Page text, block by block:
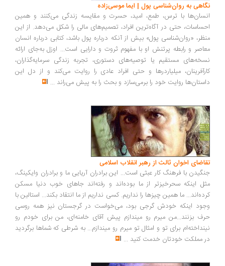
نگاهی به روان‌شناسی پول | ایما موسی‌زاده
انسان‌ها با ترس، طمع، امید، حسرت و مقایسه زندگی می‌کنند و همین
احساسات، حتی در آگاه‌ترین افراد، تصمیم‌های مالی را شکل می‌دهد. از این
منظر، «روان‌شناسی پول» بیش از آنکه درباره پول باشد، کتابی درباره انسان
معاصر و رابطه پرتنش او با مفهوم ثروت و دارایی است... اوزل به‌جای ارائه
نسخه‌های مستقیم یا توصیه‌های دستوری، تجربه زندگی سرمایه‌گذاران،
کارآفرینان، میلیاردرها و حتی افراد عادی را روایت می‌کند و از دل این
داستان‌ها روایت خود را برمی‌سازد و بحث را به پیش می‌راند ...
تقاضای اخوان ثالث از رهبر انقلاب اسلامی
جنگیدن با فرهنگ کار عبثی است... این برادران آریایی ما و برادران وایکینگ،
مثل اینکه سحرخیزتر از ما بوده‌اند و رفته‌اند جاهای خوب دنیا مسکن
کرده‌اند... ما همین چیزها را نداریم. کسی نداریم از ما انتقاد بکند... استالین با
وجود اینکه خودش گرجی بود، می‌خواست در گرجستان نیز همه روسی
حرف بزنند...من میرم رو میندازم پیش آقای خامنه‌ای، من برای خودم رو
نینداخته‌ام برای تو و امثال تو میرم رو میندازم... به شرطی که شماها برگردید
در مملکت خودتان خدمت کنید ...